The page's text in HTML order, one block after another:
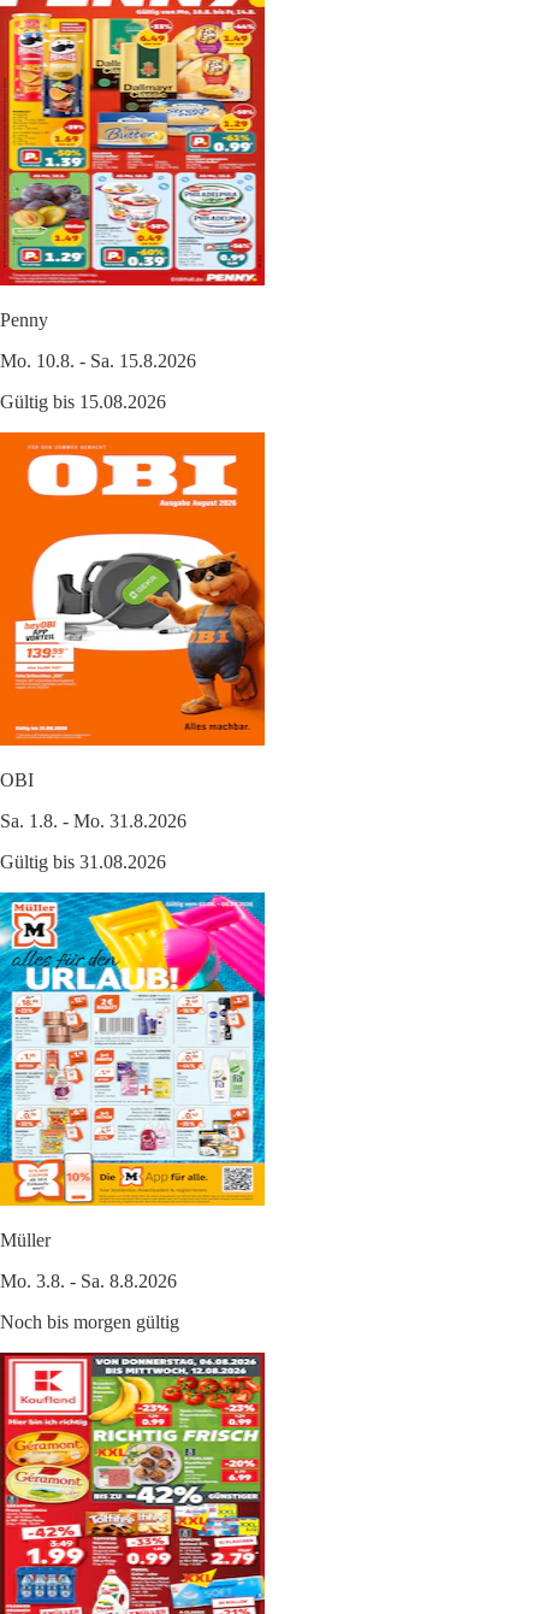
Penny
Mo. 10.8. - Sa. 15.8.2026
Gültig bis 15.08.2026
OBI
Sa. 1.8. - Mo. 31.8.2026
Gültig bis 31.08.2026
Müller
Mo. 3.8. - Sa. 8.8.2026
Noch bis morgen gültig